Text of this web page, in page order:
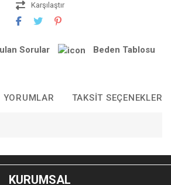
Karşılaştır
Sorular Beden Tablosu
YORUMLAR TAKSIT SEÇENEKLERI
resim, ürün açıklamalarında ve diğer
noktaları öneri formunu
iletebilirsiniz.
KURUMSAL